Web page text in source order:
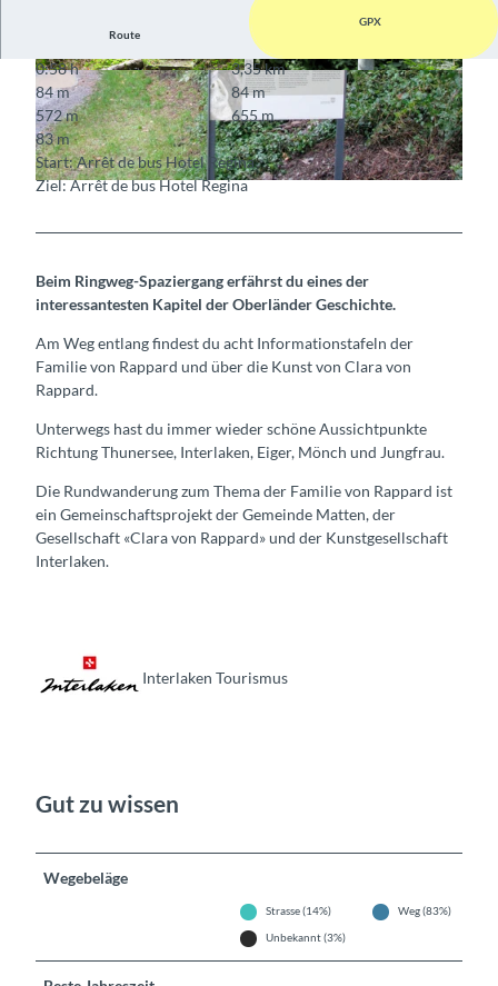
© Interlaken Tourismus, Interlaken Tourismus
© Interlaken Tourismus, Interlaken Tourismus © Interlaken Tourismus, Interlaken Tourismus
Route
GPX
0:58 h
3,35 km
84 m
84 m
572 m
655 m
83 m
Start: Arrêt de bus Hotel Regina
Ziel: Arrêt de bus Hotel Regina
Beim Ringweg-Spaziergang erfährst du eines der
interessantesten Kapitel der Oberländer Geschichte.
Am Weg entlang findest du acht Informationstafeln der
Familie von Rappard und über die Kunst von Clara von
Rappard.
Unterwegs hast du immer wieder schöne Aussichtpunkte
Richtung Thunersee, Interlaken, Eiger, Mönch und Jungfrau.
Die Rundwanderung zum Thema der Familie von Rappard ist
ein Gemeinschaftsprojekt der Gemeinde Matten, der
Gesellschaft «Clara von Rappard» und der Kunstgesellschaft
Interlaken.
Interlaken Tourismus
Gut zu wissen
Wegebeläge
Strasse (14%)
Weg (83%)
Unbekannt (3%)